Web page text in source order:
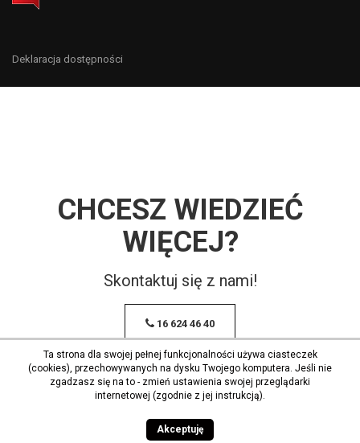
Deklaracja dostępności
CHCESZ WIEDZIEĆ
WIĘCEJ?
Skontaktuj się z nami!
16 624 46 40
Ta strona dla swojej pełnej funkcjonalności używa ciasteczek
(cookies), przechowywanych na dysku Twojego komputera. Jeśli nie
zgadzasz się na to - zmień ustawienia swojej przeglądarki
internetowej (zgodnie z jej instrukcją).
Akceptuję